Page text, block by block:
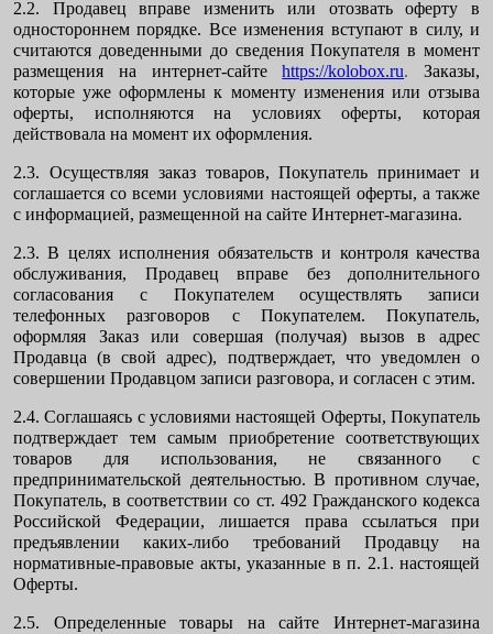
2.2. Продавец вправе изменить или отозвать оферту в
одностороннем порядке. Все изменения вступают в силу, и
считаются доведенными до сведения Покупателя в момент
размещения на интернет-сайте
https://kolobox.ru. Заказы,
которые уже оформлены к моменту изменения или отзыва
оферты, исполняются на условиях оферты, которая
действовала на момент их оформления.
2.3. Осуществляя заказ товаров, Покупатель принимает и
соглашается со всеми условиями настоящей оферты, а также
с информацией, размещенной на сайте Интернет-магазина.
2.3. В целях исполнения обязательств и контроля качества
обслуживания, Продавец вправе без дополнительного
согласования с Покупателем осуществлять записи
телефонных разговоров с Покупателем. Покупатель,
оформляя Заказ или совершая (получая) вызов в адрес
Продавца (в свой адрес), подтверждает, что уведомлен о
совершении Продавцом записи разговора, и согласен с этим.
2.4. Соглашаясь с условиями настоящей Оферты, Покупатель
подтверждает тем самым приобретение соответствующих
товаров для использования, не связанного с
предпринимательской деятельностью. В противном случае,
Покупатель, в соответствии со ст. 492 Гражданского кодекса
Российской Федерации, лишается права ссылаться при
предъявлении каких-либо требований Продавцу на
нормативные-правовые акты, указанные в п. 2.1. настоящей
Оферты.
2.5. Определенные товары на сайте Интернет-магазина